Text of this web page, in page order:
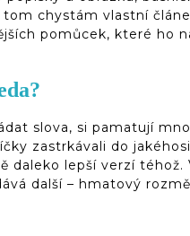
tom chystám vlastní
pomůcek, které ho
slova, si pamatují
zastrkávali do
daleko lepší verzí
další – hmatový